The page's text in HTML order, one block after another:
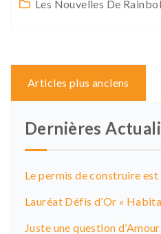
Les Nouvelles De
Navigation
des
articles
Articles plus anciens
Dernières
Le permis de construire
Lauréat Défis d’Or «
Juste une question